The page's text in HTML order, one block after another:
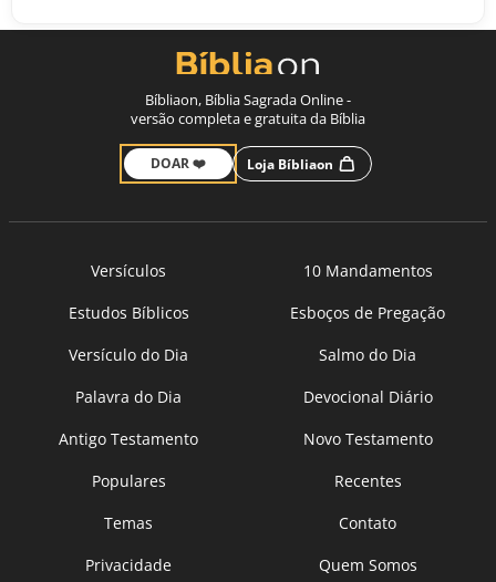
Bíbliaon, Bíblia Sagrada Online -
versão completa e gratuita da Bíblia
DOAR ❤️ Loja Bíbliaon
Versículos
10 Mandamentos
Estudos Bíblicos
Esboços de Pregação
Versículo do Dia
Salmo do Dia
Palavra do Dia
Devocional Diário
Antigo Testamento
Novo Testamento
Populares
Recentes
Temas
Contato
Privacidade
Quem Somos